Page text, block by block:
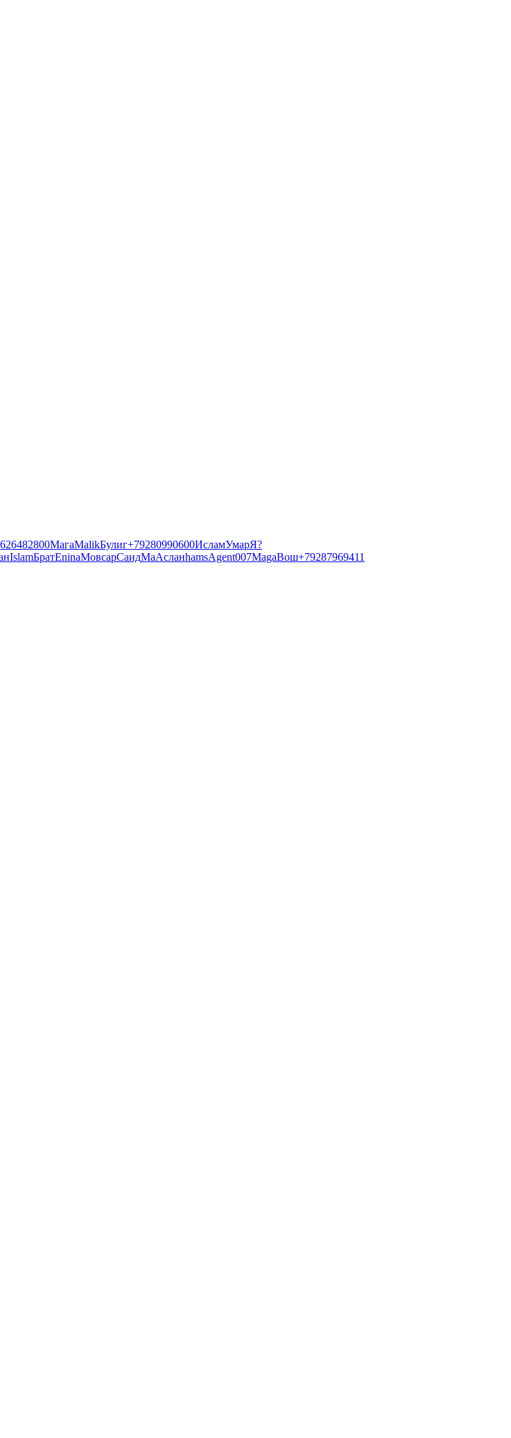
МагаMalikБулиг+79280990600ИсламУмарЯ?
IslamБратEninaМовсарСаидМаАсланhamsAgent007MagaВош+79287969411